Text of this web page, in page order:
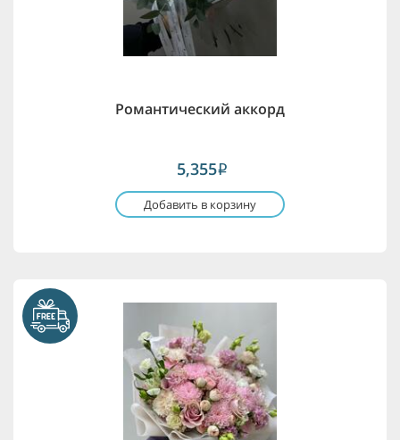
Романтический аккорд
5,355i
Добавить в корзину